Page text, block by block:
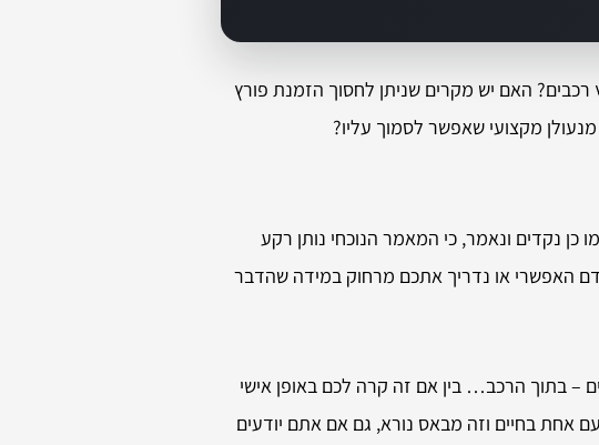
האם יש מקרים שניתן לחסוך הזמנת פורץ
מקצועי שאפשר לסמוך עליו?
נקדים ונאמר, כי המאמר הנוכחי נותן רקע
האפשרי או נדריך אתכם מרחוק במידה שהדבר
בתוך הרכב… בין אם זה קרה לכם באופן אישי
אחת בחיים וזה מבאס נורא, גם אם אתם יודעים